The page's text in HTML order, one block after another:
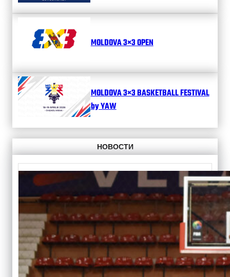
MOLDOVA 3×3 OPEN
MOLDOVA 3×3 BASKETBALL FESTIVAL
by YAW
НОВОСТИ